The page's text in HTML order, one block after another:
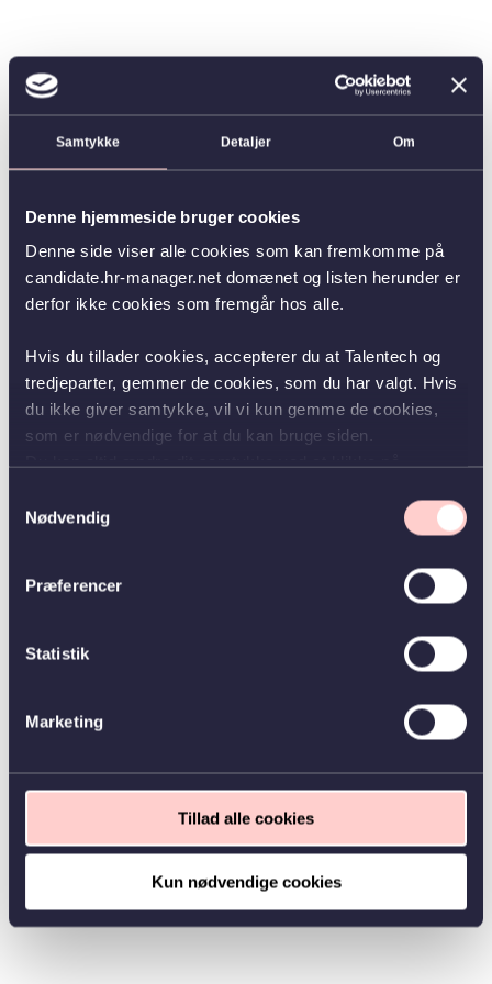
Samtykke Detaljer Om
Denne hjemmeside bruger cookies
Denne side viser alle cookies som kan fremkomme på
candidate.hr-manager.net domænet og listen herunder er
derfor ikke cookies som fremgår hos alle.
Hvis du tillader cookies, accepterer du at Talentech og
tredjeparter, gemmer de cookies, som du har valgt. Hvis
du ikke giver samtykke, vil vi kun gemme de cookies,
som er nødvendige for at du kan bruge siden.
Nødvendig
Præferencer
Statistik
Marketing
Tillad alle cookies
Kun nødvendige cookies